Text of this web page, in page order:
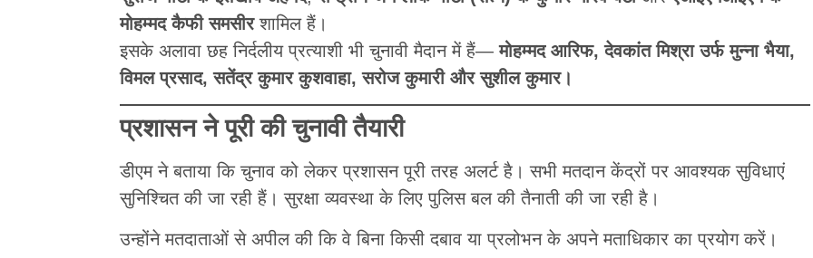
मोहम्मद कैफी समसीरशामिल हैं।
इसके अलावा छह निर्दलीय प्रत्याशी भी चुनावी मैदान में हैं—मोहम्मद आरिफ, देवकांत मिश्रा उर्फ मुन्ना भैया,
विमल प्रसाद, सतेंद्र कुमार कुशवाहा, सरोज कुमारी और सुशील कुमार।
प्रशासन ने पूरी की चुनावी तैयारी
डीएम ने बताया कि चुनाव को लेकर प्रशासन पूरी तरह अलर्ट है। सभी मतदान केंद्रों पर आवश्यक सुविधाएं
सुनिश्चित की जा रही हैं। सुरक्षा व्यवस्था के लिए पुलिस बल की तैनाती की जा रही है।
उन्होंने मतदाताओं से अपील की कि वे बिना किसी दबाव या प्रलोभन के अपने मताधिकार का प्रयोग करें।